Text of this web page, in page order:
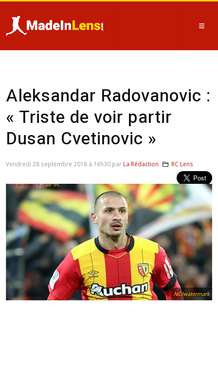
Aleksandar Radovanovic :
« Triste de voir partir
Dusan Cvetinovic »
NC/watermark
Vendredi 28 septembre 2018 à 14h30 par La Rédaction RC Lens